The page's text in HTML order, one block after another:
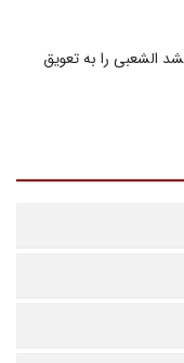
الشعبی را به تعویق